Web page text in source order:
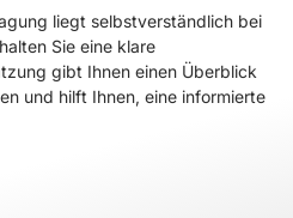
liegt selbstverständlich bei
Sie eine klare
gibt Ihnen einen Überblick
und hilft Ihnen, eine informierte